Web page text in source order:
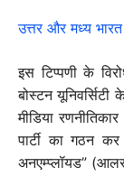
उत्तर और मध्य
इस टिप्पणी के
बोस्टन
मीडिया
पार्टी का गठन
अनएम्प्लॉयड”